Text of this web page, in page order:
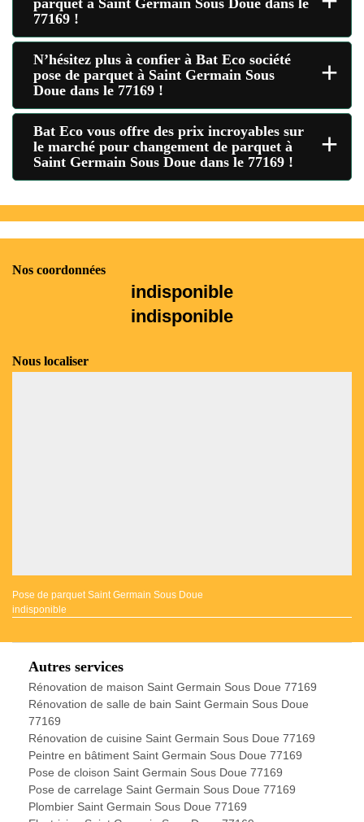
parquet à Saint Germain Sous Doue dans le
77169 !
N’hésitez plus à confier à Bat Eco société
pose de parquet à Saint Germain Sous
Doue dans le 77169 !
+
Bat Eco vous offre des prix incroyables sur
le marché pour changement de parquet à
Saint Germain Sous Doue dans le 77169 !
+
Nos coordonnées
indisponible
indisponible
Nous localiser
Pose de parquet Saint Germain Sous Doue
indisponible
Autres services
Rénovation de maison Saint Germain Sous Doue 77169
Rénovation de salle de bain Saint Germain Sous Doue
77169
Rénovation de cuisine Saint Germain Sous Doue 77169
Peintre en bâtiment Saint Germain Sous Doue 77169
Pose de cloison Saint Germain Sous Doue 77169
Pose de carrelage Saint Germain Sous Doue 77169
Plombier Saint Germain Sous Doue 77169